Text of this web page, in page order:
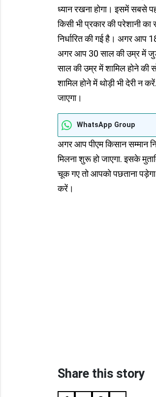
ध्यान रखना होगा। इसमें सबसे
किसी भी प्रकार की परेशानी
निर्धारित की गई है। अगर आप
अगर आप 30 साल की उम्र में
साल की उम्र में शामिल होने की
शामिल होने में थोड़ी भी देरी न
जाएगा।
WhatsApp Group
अगर आप पीएम किसान सम्मान
मिलना शुरू हो जाएगा. इसके
चूक गए तो आपको पछताना
करें।
Share this story